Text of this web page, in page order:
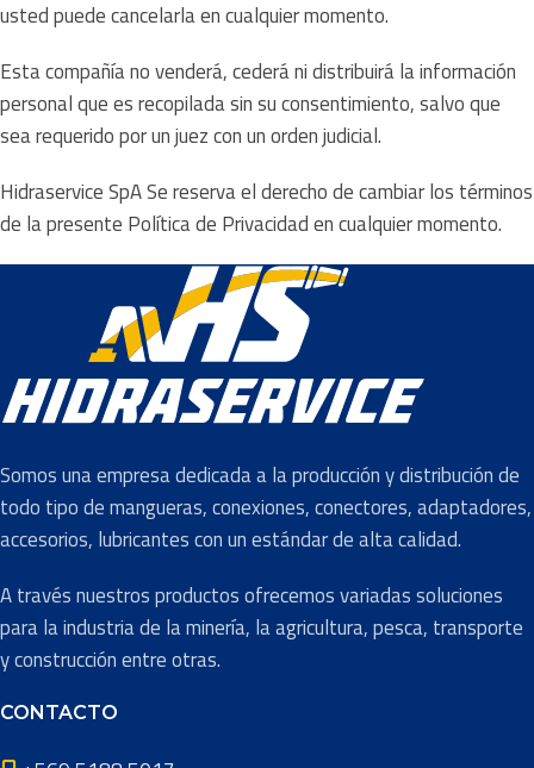
usted puede cancelarla en cualquier momento.
Esta compañía no venderá, cederá ni distribuirá la información
personal que es recopilada sin su consentimiento, salvo que
sea requerido por un juez con un orden judicial.
Hidraservice SpA Se reserva el derecho de cambiar los términos
de la presente Política de Privacidad en cualquier momento.
Somos una empresa dedicada a la producción y distribución de
todo tipo de mangueras, conexiones, conectores, adaptadores,
accesorios, lubricantes con un estándar de alta calidad.
A través nuestros productos ofrecemos variadas soluciones
para la industria de la minería, la agricultura, pesca, transporte
y construcción entre otras.
CONTACTO